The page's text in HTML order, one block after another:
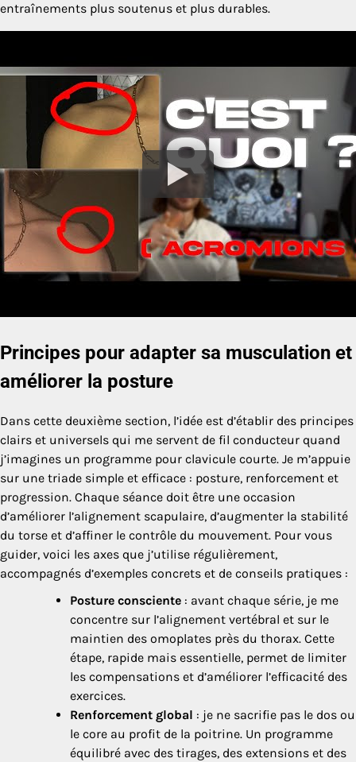
entraînements plus soutenus et plus durables.
Principes pour adapter sa musculation et
améliorer la posture
Dans cette deuxième section, l’idée est d’établir des principes
clairs et universels qui me servent de fil conducteur quand
j’imagines un programme pour clavicule courte. Je m’appuie
sur une triade simple et efficace : posture, renforcement et
progression. Chaque séance doit être une occasion
d’améliorer l’alignement scapulaire, d’augmenter la stabilité
du torse et d’affiner le contrôle du mouvement. Pour vous
guider, voici les axes que j’utilise régulièrement,
accompagnés d’exemples concrets et de conseils pratiques :
Posture consciente : avant chaque série, je me
concentre sur l’alignement vertébral et sur le
maintien des omoplates près du thorax. Cette
étape, rapide mais essentielle, permet de limiter
les compensations et d’améliorer l’efficacité des
exercices.
Renforcement global : je ne sacrifie pas le dos ou
le core au profit de la poitrine. Un programme
équilibré avec des tirages, des extensions et des